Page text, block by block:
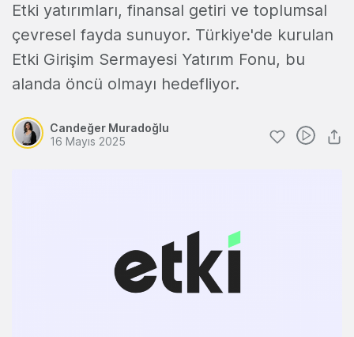
Etki yatırımları, finansal getiri ve toplumsal
çevresel fayda sunuyor. Türkiye'de kurulan
Etki Girişim Sermayesi Yatırım Fonu, bu
alanda öncü olmayı hedefliyor.
Candeğer Muradoğlu
16 Mayıs 2025